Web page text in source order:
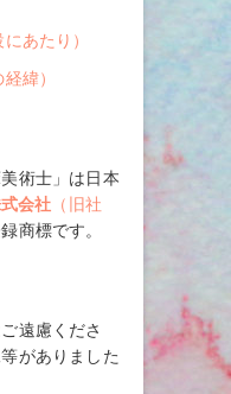
あたり）
緯）
術士」は日本
会社 （旧社
商標です。
遠慮くださ
がありました